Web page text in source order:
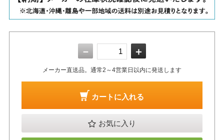
－ ＋
メーカー直送品。通常2～4営業日以内に発送します
カートに入れる
お気に入り